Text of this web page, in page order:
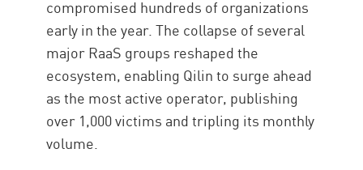
compromised hundreds of organizations
early in the year. The collapse of several
major RaaS groups reshaped the
ecosystem, enabling Qilin to surge ahead
as the most active operator, publishing
over 1,000 victims and tripling its monthly
volume.